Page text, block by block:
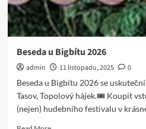
Beseda u Bigbítu 2026
admin 11 listopadu, 2025
0
Beseda u Bigbítu 2026 se
Tasov, Topolový hájek.🎟️ Koupit
(nejen) hudebního festivalu v
Read